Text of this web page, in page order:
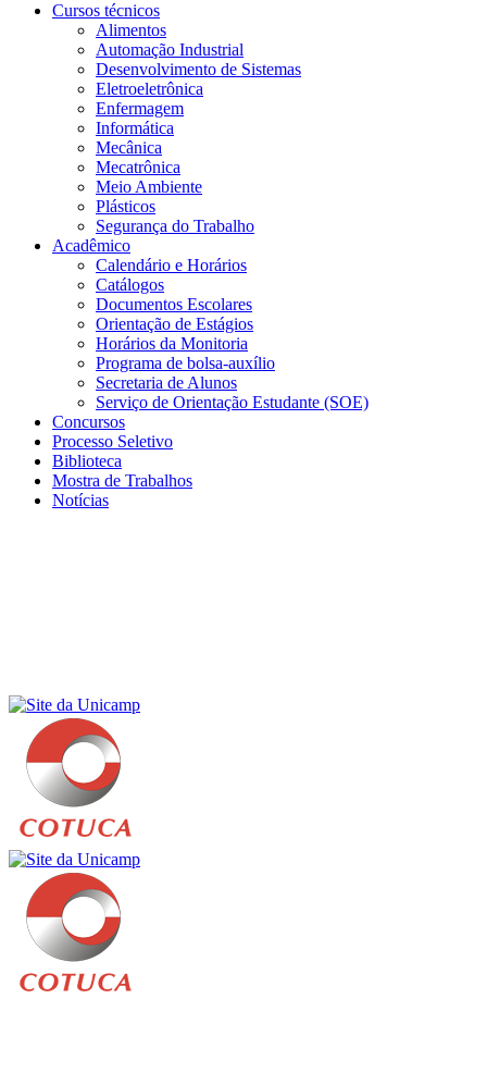
Cursos técnicos
Alimentos
Automação Industrial
Desenvolvimento de Sistemas
Eletroeletrônica
Enfermagem
Informática
Mecânica
Mecatrônica
Meio Ambiente
Plásticos
Segurança do Trabalho
Acadêmico
Calendário e Horários
Catálogos
Documentos Escolares
Orientação de Estágios
Horários da Monitoria
Programa de bolsa-auxílio
Secretaria de Alunos
Serviço de Orientação Estudante (SOE)
Concursos
Processo Seletivo
Biblioteca
Mostra de Trabalhos
Notícias